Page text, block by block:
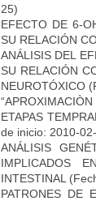
25)
EFECTO DE 6-
SU RELACIÓN
ANÁLISIS DEL
SU RELACIÓN
NEUROTÓXICO
ETAPAS
de inicio: 2010-
ANÁLISIS
IMPLICADOS
INTESTINAL
PATRONES DE